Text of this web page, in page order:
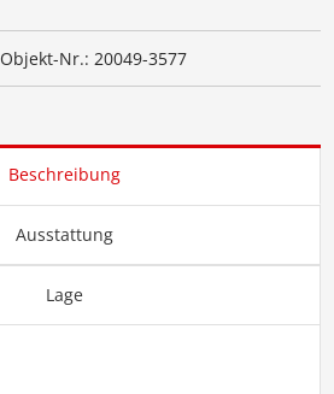
Objekt-Nr.: 20049-3577
Beschreibung
Ausstattung
Lage